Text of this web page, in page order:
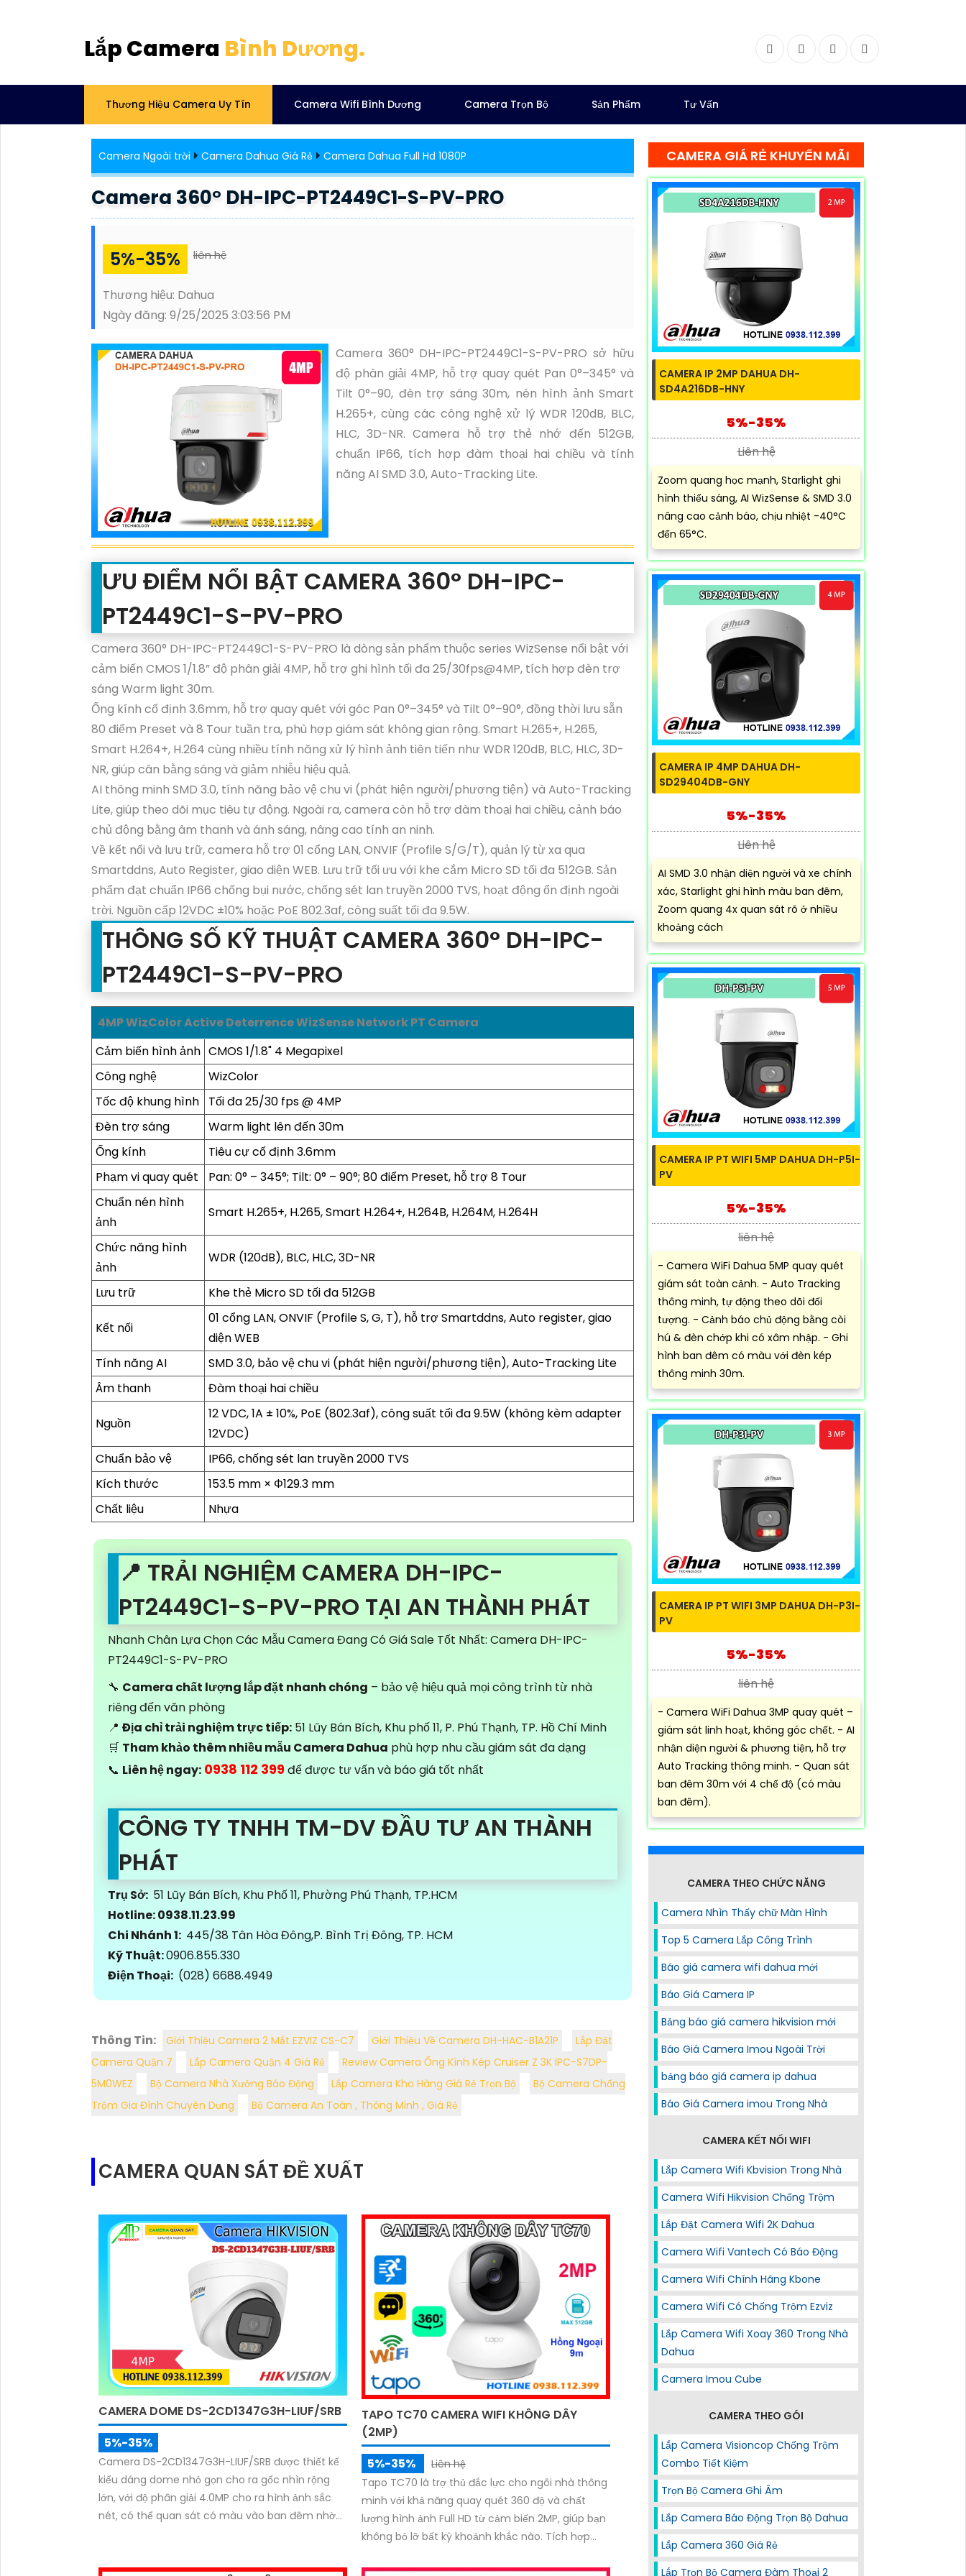
Lắp Camera Bình Dương. FacebookTwitter InstagramDribbble
Thương Hiệu Camera Uy Tín Camera Wifi Bình Dương Camera Trọn Bộ Sản Phẩm Tư Vấn
Camera Ngoài trời Camera Dahua Giá Rẻ Camera Dahua Full Hd 1080P
Camera 360° DH-IPC-PT2449C1-S-PV-PRO
5%-35% liên hệ
Thương hiệu: Dahua
Ngày đăng: 9/25/2025 3:03:56 PM
Camera 360° DH-IPC-PT2449C1-S-PV-PRO sở hữu
độ phân giải 4MP, hỗ trợ quay quét Pan 0°–345° và
Tilt 0°–90, đèn trợ sáng 30m, nén hình ảnh Smart
H.265+, cùng các công nghệ xử lý WDR 120dB, BLC,
HLC, 3D-NR. Camera hỗ trợ thẻ nhớ đến 512GB,
chuẩn IP66, tích hợp đàm thoại hai chiều và tính
năng AI SMD 3.0, Auto-Tracking Lite.
ƯU ĐIỂM NỔI BẬT CAMERA 360° DH-IPC-
PT2449C1-S-PV-PRO
Camera 360° DH-IPC-PT2449C1-S-PV-PRO là dòng sản phẩm thuộc series WizSense nổi bật với
cảm biến CMOS 1/1.8” độ phân giải 4MP, hỗ trợ ghi hình tối đa 25/30fps@4MP, tích hợp đèn trợ
sáng Warm light 30m.
Ống kính cố định 3.6mm, hỗ trợ quay quét với góc Pan 0°–345° và Tilt 0°–90°, đồng thời lưu sẵn
80 điểm Preset và 8 Tour tuần tra, phù hợp giám sát không gian rộng. Smart H.265+, H.265,
Smart H.264+, H.264 cùng nhiều tính năng xử lý hình ảnh tiên tiến như WDR 120dB, BLC, HLC, 3D-
NR, giúp cân bằng sáng và giảm nhiễu hiệu quả.
AI thông minh SMD 3.0, tính năng bảo vệ chu vi (phát hiện người/phương tiện) và Auto-Tracking
Lite, giúp theo dõi mục tiêu tự động. Ngoài ra, camera còn hỗ trợ đàm thoại hai chiều, cảnh báo
chủ động bằng âm thanh và ánh sáng, nâng cao tính an ninh.
Về kết nối và lưu trữ, camera hỗ trợ 01 cổng LAN, ONVIF (Profile S/G/T), quản lý từ xa qua
Smartddns, Auto Register, giao diện WEB. Lưu trữ tối ưu với khe cắm Micro SD tối đa 512GB. Sản
phẩm đạt chuẩn IP66 chống bụi nước, chống sét lan truyền 2000 TVS, hoạt động ổn định ngoài
trời. Nguồn cấp 12VDC ±10% hoặc PoE 802.3af, công suất tối đa 9.5W.
THÔNG SỐ KỸ THUẬT CAMERA 360° DH-IPC-
PT2449C1-S-PV-PRO
4MP WizColor Active Deterrence WizSense Network PT Camera
Cảm biến hình ảnh CMOS 1/1.8" 4 Megapixel
Công nghệ
WizColor
Tốc độ khung hình
Tối đa 25/30 fps @ 4MP
Đèn trợ sáng
Warm light lên đến 30m
Ống kính
Tiêu cự cố định 3.6mm
Phạm vi quay quét
Pan: 0° – 345°; Tilt: 0° – 90°; 80 điểm Preset, hỗ trợ 8 Tour
Chuẩn nén hình
ảnh
Smart H.265+, H.265, Smart H.264+, H.264B, H.264M, H.264H
Chức năng hình
ảnh
WDR (120dB), BLC, HLC, 3D-NR
Lưu trữ Khe thẻ Micro SD tối đa 512GB
Kết nối
01 cổng LAN, ONVIF (Profile S, G, T), hỗ trợ Smartddns, Auto register, giao
diện WEB
Tính năng AI
SMD 3.0, bảo vệ chu vi (phát hiện người/phương tiện), Auto-Tracking Lite
Âm thanh
Đàm thoại hai chiều
Nguồn
12 VDC, 1A ± 10%, PoE (802.3af), công suất tối đa 9.5W (không kèm adapter
12VDC)
Chuẩn bảo vệ
IP66, chống sét lan truyền 2000 TVS
Kích thước
153.5 mm × Φ129.3 mm
Chất liệu
Nhựa
📍 TRẢI NGHIỆM CAMERA DH-IPC-
PT2449C1-S-PV-PRO TẠI AN THÀNH PHÁT
Nhanh Chân Lựa Chọn Các Mẫu Camera Đang Có Giá Sale Tốt Nhất: Camera DH-IPC-
PT2449C1-S-PV-PRO
🔧 Camera chất lượng lắp đặt nhanh chóng – bảo vệ hiệu quả mọi công trình từ nhà
riêng đến văn phòng
📍 Địa chỉ trải nghiệm trực tiếp: 51 Lũy Bán Bích, Khu phố 11, P. Phú Thạnh, TP. Hồ Chí Minh
🛒 Tham khảo thêm nhiều mẫu Camera Dahua phù hợp nhu cầu giám sát đa dạng
📞 Liên hệ ngay: 0938 112 399để được tư vấn và báo giá tốt nhất
CÔNG TY TNHH TM-DV ĐẦU TƯ AN THÀNH
PHÁT
Trụ Sở: 51 Lũy Bán Bích, Khu Phố 11, Phường Phú Thạnh, TP.HCM
Hotline: 0938.11.23.99
Chi Nhánh 1: 445/38 Tân Hòa Đông,P. Bình Trị Đông, TP. HCM
Kỹ Thuật:0906.855.330
Điện Thoại: (028) 6688.4949
Thông Tin: Giới Thiệu Camera 2 Mắt EZVIZ CS-C7 Giới Thiệu Về Camera DH-HAC-B1A21P
Lắp Đặt
Camera Quận 7
Lắp Camera Quận 4 Giá Rẻ
Review Camera Ống Kính Kép Cruiser Z 3K IPC-S7DP-
5M0WEZ
Bộ Camera Nhà Xưởng Báo Động Lắp Camera Kho Hàng Giá Rẻ Trọn Bộ
Bộ Camera Chống
Trộm Gia Đình Chuyên Dụng
Bộ Camera An Toàn , Thông Minh , Giá Rẻ
CAMERA QUAN SÁT ĐỀ XUẤT
CAMERA DOME DS-2CD1347G3H-LIUF/SRB
5%-35%
Camera DS-2CD1347G3H-LIUF/SRB được thiết kế
kiểu dáng dome nhỏ gọn cho ra gốc nhìn rộng
lớn, với độ phân giải 4.0MP cho ra hình ảnh sắc
nét, có thể quan sát có màu vào ban đêm nhờ
công nghệ PoE
TAPO TC70 CAMERA WIFI KHÔNG DÂY
(2MP)
5%-35%
Liên hệ
Tapo TC70 là trợ thủ đắc lực cho ngôi nhà thông
minh với khả năng quay quét 360 độ và chất
lượng hình ảnh Full HD từ cảm biến 2MP, giúp bạn
không bỏ lỡ bất kỳ khoảnh khắc nào. Tích hợp
nét trong đêm và hỗ trợ thẻ nhớ lên đến 512GB,
CAMERA GIÁ RẺ KHUYẾN MÃI
CAMERA IP 2MP DAHUA DH-
SD4A216DB-HNY
5%-35%
Liên hệ
Zoom quang học mạnh, Starlight ghi
hình thiếu sáng, AI WizSense & SMD 3.0
nâng cao cảnh báo, chịu nhiệt -40°C
đến 65°C.
CAMERA IP 4MP DAHUA DH-
SD29404DB-GNY
5%-35%
Liên hệ
AI SMD 3.0 nhận diện người và xe chính
xác, Starlight ghi hình màu ban đêm,
Zoom quang 4x quan sát rõ ở nhiều
khoảng cách
CAMERA IP PT WIFI 5MP DAHUA DH-P5I-
PV
5%-35%
liên hệ
- Camera WiFi Dahua 5MP quay quét
giám sát toàn cảnh. - Auto Tracking
thông minh, tự động theo dõi đối
tượng. - Cảnh báo chủ động bằng còi
hú & đèn chớp khi có xâm nhập. - Ghi
hình ban đêm có màu với đèn kép
thông minh 30m.
CAMERA IP PT WIFI 3MP DAHUA DH-P3I-
PV
5%-35%
liên hệ
- Camera WiFi Dahua 3MP quay quét –
giám sát linh hoạt, không góc chết. - AI
nhận diện người & phương tiện, hỗ trợ
Auto Tracking thông minh. - Quan sát
ban đêm 30m với 4 chế độ (có màu
ban đêm).
CAMERA THEO CHỨC NĂNG
Camera Nhìn Thấy chữ Màn Hình
Top 5 Camera Lắp Công Trình
Báo giá camera wifi dahua mới
Báo Giá Camera IP
Bảng báo giá camera hikvision mới
Báo Giá Camera Imou Ngoài Trời
bảng báo giá camera ip dahua
Báo Giá Camera imou Trong Nhà
CAMERA KẾT NỐI WIFI
Lắp Camera Wifi Kbvision Trong Nhà
Camera Wifi Hikvision Chống Trộm
Lắp Đặt Camera Wifi 2K Dahua
Camera Wifi Vantech Có Báo Động
Camera Wifi Chính Hãng Kbone
Camera Wifi Có Chống Trộm Ezviz
Lắp Camera Wifi Xoay 360 Trong Nhà
Dahua
Camera Imou Cube
CAMERA THEO GÓI
Lắp Camera Visioncop Chống Trộm
Combo Tiết Kiệm
Trọn Bộ Camera Ghi Âm
Lắp Camera Báo Động Trọn Bộ Dahua
Lắp Camera 360 Giá Rẻ
Lắp Trọn Bộ Camera Đàm Thoại 2